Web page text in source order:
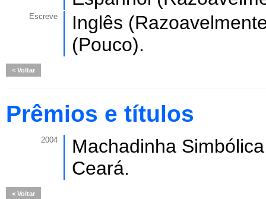
Escreve
Inglês
(Pouco).
Voltar
Prêmios e títulos
2004
Machadinha
Ceará.
Voltar